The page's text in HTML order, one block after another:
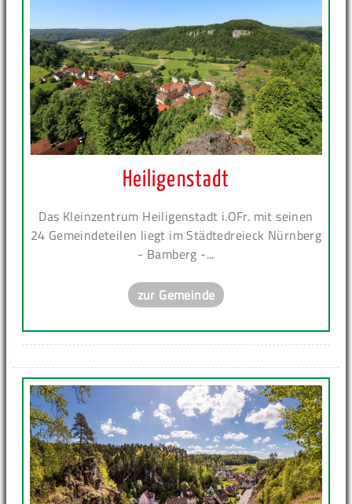
Heiligenstadt
Das Kleinzentrum Heiligenstadt i.OFr. mit seinen
24 Gemeindeteilen liegt im Städtedreieck Nürnberg
- Bamberg -...
zur Gemeinde